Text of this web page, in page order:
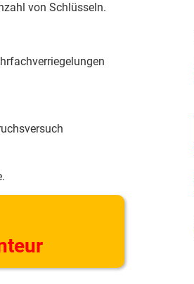
von Schlüsseln.